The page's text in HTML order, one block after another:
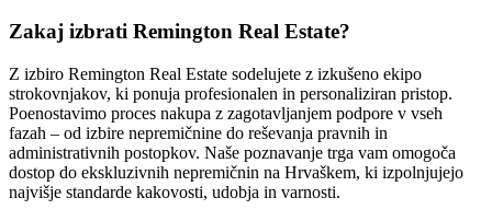
Zakaj izbrati Remington Real Estate?
Z izbiro Remington Real Estate sodelujete z izkušeno ekipo
strokovnjakov, ki ponuja profesionalen in personaliziran pristop.
Poenostavimo proces nakupa z zagotavljanjem podpore v vseh
fazah – od izbire nepremičnine do reševanja pravnih in
administrativnih postopkov. Naše poznavanje trga vam omogoča
dostop do ekskluzivnih nepremičnin na Hrvaškem, ki izpolnjujejo
najvišje standarde kakovosti, udobja in varnosti.